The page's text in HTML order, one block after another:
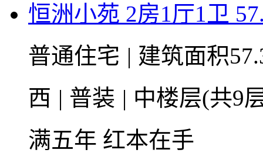
恒洲小苑 2房1厅1卫
普通住宅 | 建筑面积
西 | 普装 | 中楼层(共9
满五年 红本在手